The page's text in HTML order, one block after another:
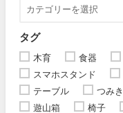
タグ
木育 食器
スマホスタンド
テーブル
つみき
遊山箱
椅子